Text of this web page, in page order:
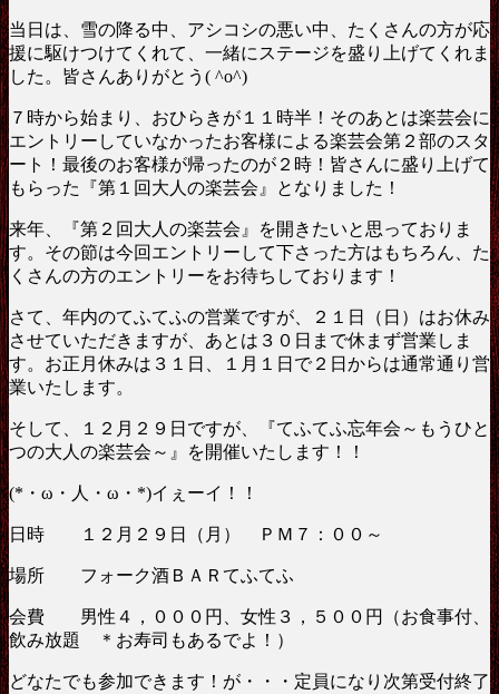
当日は、雪の降る中、アシコシの悪い中、たくさんの方が応
援に駆けつけてくれて、一緒にステージを盛り上げてくれま
した。皆さんありがとう( ^o^)
７時から始まり、おひらきが１１時半！そのあとは楽芸会に
エントリーしていなかったお客様による楽芸会第２部のスタ
ート！最後のお客様が帰ったのが２時！皆さんに盛り上げて
もらった『第１回大人の楽芸会』となりました！
来年、『第２回大人の楽芸会』を開きたいと思っておりま
す。その節は今回エントリーして下さった方はもちろん、た
くさんの方のエントリーをお待ちしております！
さて、年内のてふてふの営業ですが、２１日（日）はお休み
させていただきますが、あとは３０日まで休まず営業しま
す。お正月休みは３１日、１月１日で２日からは通常通り営
業いたします。
そして、１２月２９日ですが、『てふてふ忘年会～もうひと
つの大人の楽芸会～』を開催いたします！！
(*・ω・人・ω・*)イぇーイ！！
日時 １２月２９日（月） ＰＭ７：００～
場所 フォーク酒ＢＡＲてふてふ
会費 男性４，０００円、女性３，５００円（お食事付、
飲み放題 ＊お寿司もあるでよ！）
どなたでも参加できます！が・・・定員になり次第受付終了